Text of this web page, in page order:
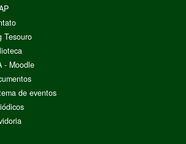
Tesouro
- Moodle
de eventos